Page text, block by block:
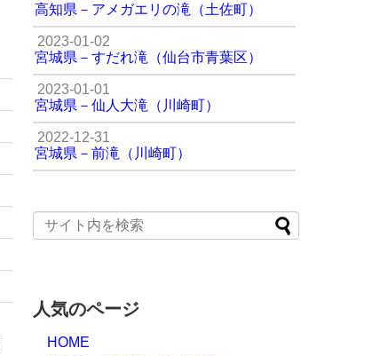
高知県－アメガエリの滝（土佐町）
2023-01-02
宮城県－すだれ滝（仙台市青葉区）
2023-01-01
宮城県－仙人大滝（川崎町）
2022-12-31
宮城県－前滝（川崎町）
人気のページ
HOME